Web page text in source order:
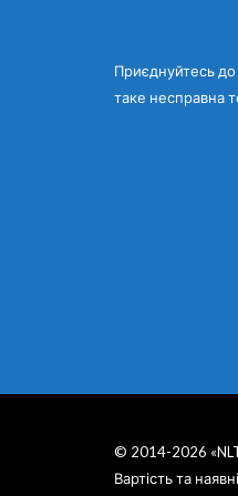
Приєднуйтесь до
таке несправна
© 2014-2026
Вартість та